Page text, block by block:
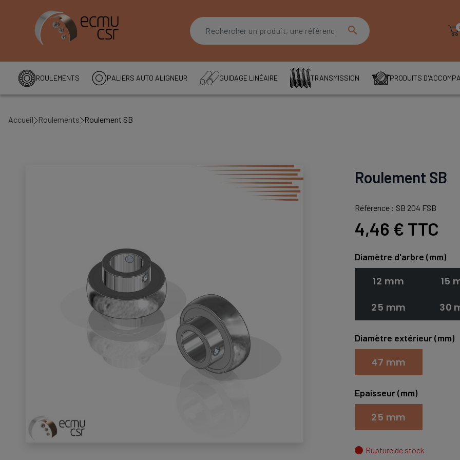
search
ROULEMENTS PALIERS AUTO ALIGNEUR GUIDAGE LINÉAIRE TRANSMISSION PRODUITS
Accueil Roulements Roulement SB
Roulement SB
Référence : SB 204 FSB
4,46 € TTC
Diamètre d'arbre (mm)
12 mm 15
25 mm 30
Diamètre extérieur (mm)
47 mm
Epaisseur (mm)
25 mm
Rupture de stock